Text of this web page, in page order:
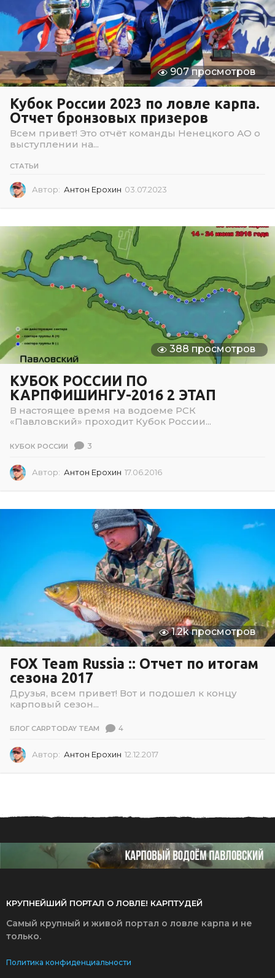
2
1
907 просмотров
Кубок России 2023 по ловле карпа.
Отчет бронзовых призеров
Всем привет! Это отчёт команды Ненецкого АО о
выступлении на...
СТАТЬИ
Автор: Антон Ерохин 03.07.2023
0
0
2
3
388 просмотров
КУБОК РОССИИ ПО
КАРПФИШИНГУ-2016 2 ЭТАП
В настоящее время на водоеме РСК
«Павловский» проходит Кубок России...
КУБОК РОССИИ 3
Автор: Антон Ерохин 17.06.2016
0
2
0
1
6
1.2k просмотров
FOX Team Russia :: Отчет по итогам
сезона 2017
Друзья, всем привет! Вот и подошел к концу
карповый сезон...
БЛОГ CARPTODAY TEAM 4
Автор: Антон Ерохин 12.12.2017
1
7
КРУПНЕЙШИЙ ПОРТАЛ О ЛОВЛЕ! КАРПТУДЕЙ
Самый крупный и живой портал о ловле карпа и не
только.
Политика конфиденциальности